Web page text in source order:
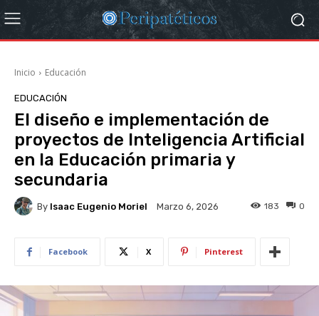
Inicio Educación
EDUCACIÓN
El diseño e implementación de
proyectos de Inteligencia Artificial
en la Educación primaria y
secundaria
By Isaac Eugenio Moriel Marzo 6, 2026 0
183
Facebook X Pinterest